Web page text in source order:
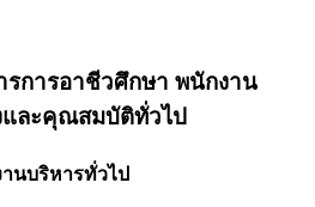
การอาชีวศึกษา พนักงาน
ละคุณสมบัติทั่วไป
นบริหารทั่วไป